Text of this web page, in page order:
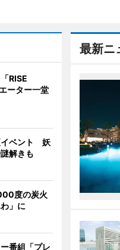
最新ニ
RISE
ーター一堂
イベント 妖
解きも
度の炭火
」に
番組「プレ